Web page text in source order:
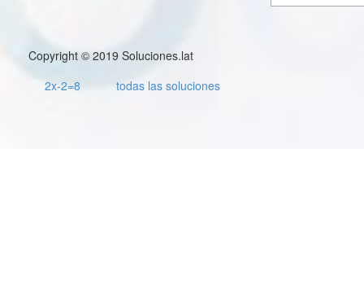
Copyright © 2019 Soluciones.lat
2x-2=8
todas las soluciones